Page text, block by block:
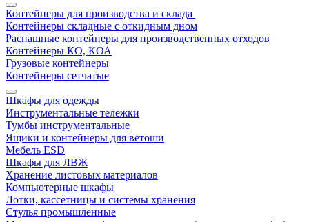
Контейнеры для производства и склада
Контейнеры складные с откидным дном
Распашные контейнеры для производственных отходов
Контейнеры КО, КОА
Грузовые контейнеры
Контейнеры сетчатые
Шкафы для одежды
Инструментальные тележки
Тумбы инструментальные
Ящики и контейнеры для ветоши
Мебель ESD
Шкафы для ЛВЖ
Хранение листовых материалов
Компьютерные шкафы
Лотки, кассетницы и системы хранения
Стулья промышленные